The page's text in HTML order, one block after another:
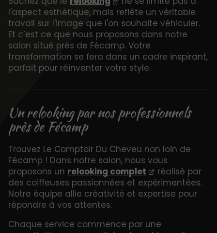
l'aspect esthétique, mais reflète un véritable
travail sur l'image que l'on souhaite véhiculer.
Et c’est ce que nous proposons dans notre
salon situé près de Fécamp. Votre
transformation se fera dans un cadre inspirant,
parfait pour réinventer votre style.
Un relooking par nos professionnels
près de Fécamp
Trouvez Le Comptoir Du Cheveu non loin de
Fécamp ! Dans notre salon, nous vous
proposons un relooking complet
réalisé par
des coiffeuses passionnées et expérimentées.
Notre équipe allie créativité et expertise pour
répondre à vos attentes.
Chaque service commence par une